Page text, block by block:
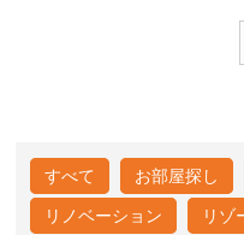
すべて お部屋探し
リノベーション リゾ